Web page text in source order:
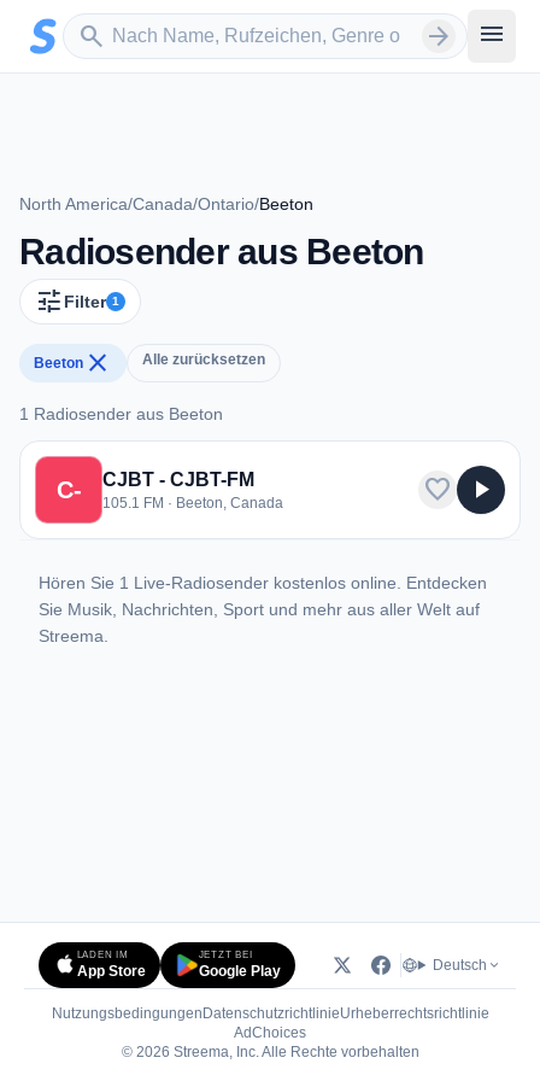
Zum Hauptinhalt springen
search
Sender suchen arrow_forward menu
North America/Canada/Ontario/Beeton
Radiosender aus Beeton
tune Filter 1
Beeton close Alle zurücksetzen
1 Radiosender aus Beeton
1 Radiosender aus Beeton
C- CJBT - CJBT-FM
105.1 FM · Beeton, Canada favorite play_arrow
Hören Sie 1 Live-Radiosender kostenlos online. Entdecken
Sie Musik, Nachrichten, Sport und mehr aus aller Welt auf
Streema.
LADEN IM
App Store
JETZT BEI
Google Play Deutsch
Nutzungsbedingungen DatenschutzrichtlinieUrheberrechtsrichtlinie
AdChoices(öffnet in neuem Tab)
© 2026 Streema, Inc. Alle Rechte vorbehalten